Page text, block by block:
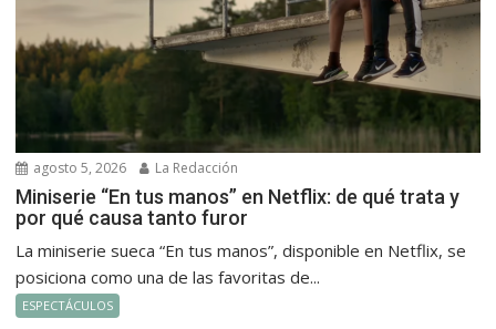
agosto 5, 2026 La Redacción
Miniserie “En tus manos” en Netflix: de qué trata y
por qué causa tanto furor
La miniserie sueca “En tus manos”, disponible en Netflix, se
posiciona como una de las favoritas de...
ESPECTÁCULOS